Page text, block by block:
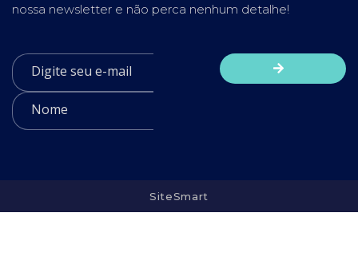
nossa newsletter e não perca nenhum detalhe!
SiteSmart